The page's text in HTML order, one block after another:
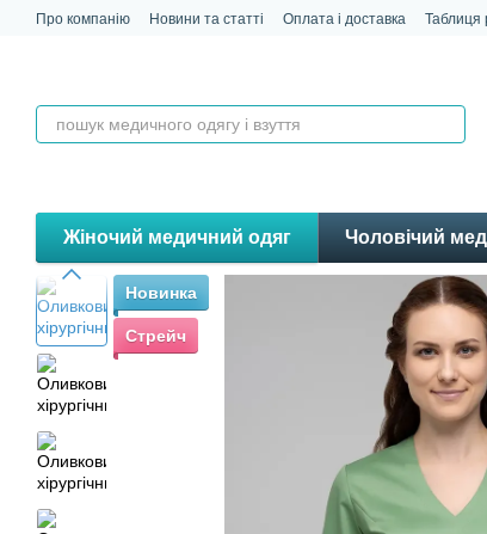
Перейти до основного контенту
Про компанію Новини та статті Оплата і доставка Таблиця
Жіночий медичний одяг Чоловічий
Новинка
Стрейч